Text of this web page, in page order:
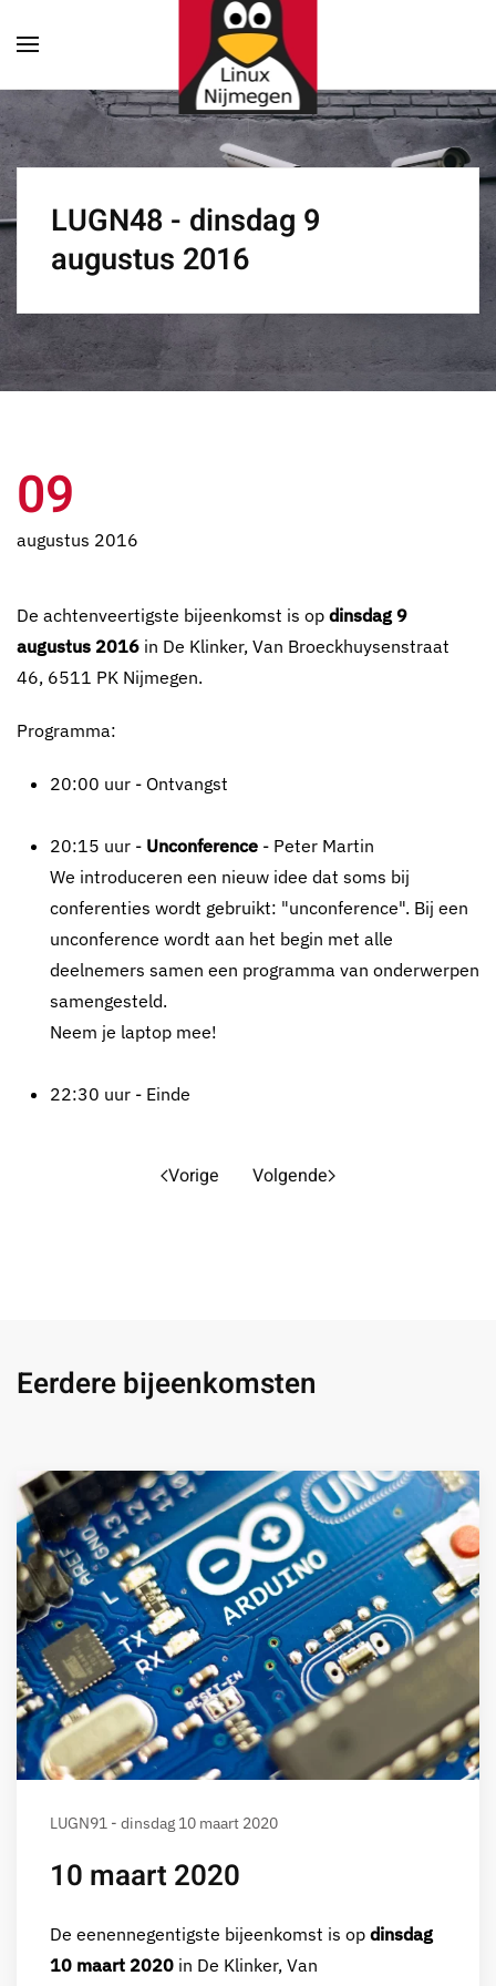
Terug naar hoofdinhoud
LUGN48 - dinsdag 9
augustus 2016
09
augustus 2016
De achtenveertigste bijeenkomst is op dinsdag 9
augustus 2016 in De Klinker, Van Broeckhuysenstraat
46, 6511 PK Nijmegen.
Programma:
20:00 uur - Ontvangst
20:15 uur - Unconference - Peter Martin
We introduceren een nieuw idee dat soms bij
conferenties wordt gebruikt: "unconference". Bij een
unconference wordt aan het begin met alle
deelnemers samen een programma van onderwerpen
samengesteld.
Neem je laptop mee!
22:30 uur - Einde
Vorige Volgende
Eerdere bijeenkomsten
LUGN91 - dinsdag 10 maart 2020
10 maart 2020
De eenennegentigste bijeenkomst is op dinsdag
10 maart 2020 in De Klinker, Van